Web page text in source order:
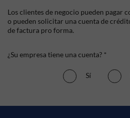
Los clientes de negocio pueden pagar
o pueden solicitar una cuenta de
de factura pro forma.
¿Su empresa tiene una cuenta? *
Sí